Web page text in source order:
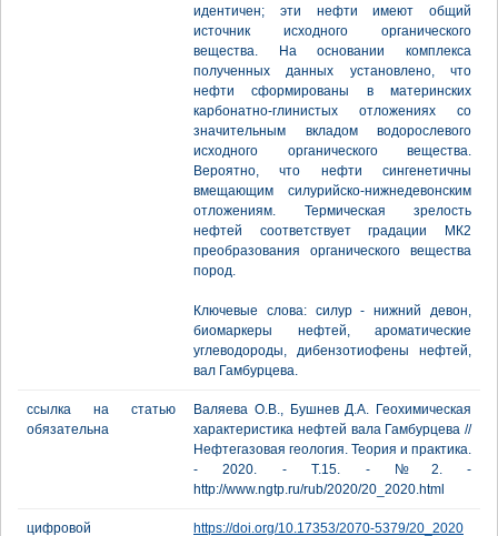
идентичен; эти нефти имеют общий
источник исходного органического
вещества. На основании комплекса
полученных данных установлено, что
нефти сформированы в материнских
карбонатно-глинистых отложениях со
значительным вкладом водорослевого
исходного органического вещества.
Вероятно, что нефти сингенетичны
вмещающим силурийско-нижнедевонским
отложениям. Термическая зрелость
нефтей соответствует градации МК2
преобразования органического вещества
пород.
Ключевые слова: силур - нижний девон,
биомаркеры нефтей, ароматические
углеводороды, дибензотиофены нефтей,
вал Гамбурцева.
ссылка на статью
обязательна
Валяева О.В., Бушнев Д.А. Геохимическая
характеристика нефтей вала Гамбурцева //
Нефтегазовая геология. Теория и практика.
- 2020. - Т.15. - №2. -
http://www.ngtp.ru/rub/2020/20_2020.html
цифровой
https://doi.org/10.17353/2070-5379/20_2020